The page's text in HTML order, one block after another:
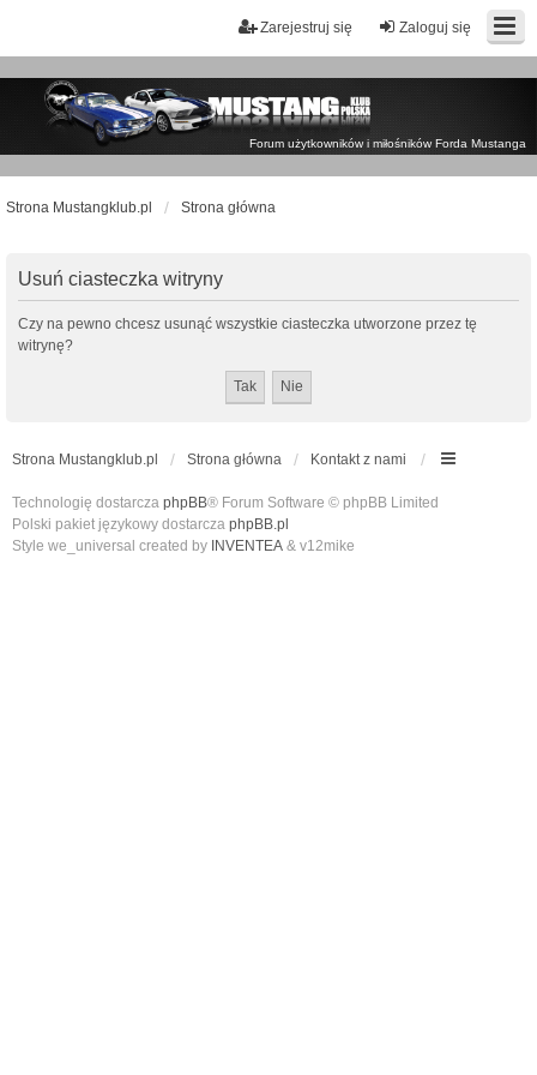
Zaloguj się
Zarejestruj się
Forum użytkowników i miłośników Forda Mustanga
Strona Mustangklub.pl Strona główna
Usuń ciasteczka witryny
Czy na pewno chcesz usunąć wszystkie ciasteczka utworzone przez tę
witrynę?
Strona Mustangklub.pl Strona główna Kontakt z nami
Technologię dostarcza phpBB® Forum Software © phpBB Limited
Polski pakiet językowy dostarcza phpBB.pl
Style we_universal created by INVENTEA & v12mike